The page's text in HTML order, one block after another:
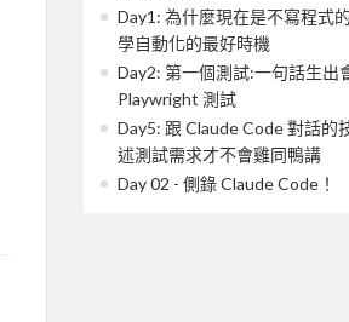
Day1: 為什麼現在是不寫程式
學自動化的最好時機
Day2: 第一個測試:一句話生出
Playwright 測試
Day5: 跟 Claude Code 對話的
述測試需求才不會雞同鴨講
Day 02 - 側錄 Claude Code！